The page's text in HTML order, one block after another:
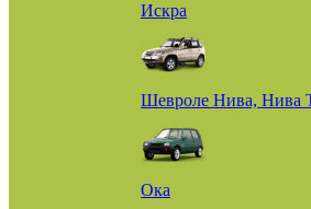
Искра
Шевроле Нива, Нива
Ока